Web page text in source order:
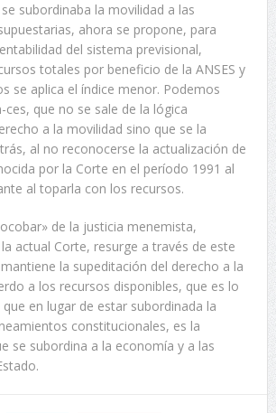
subordinaba la movilidad a las
ahora se propone, para
del sistema previsional,
totales por beneficio de la ANSES y
se aplica el índice menor. Podemos
que no se sale de la lógica
a la movilidad sino que se la
al no reconocerse la actualización de
por la Corte en el período 1991 al
al toparla con los recursos.
de la justicia menemista,
actual Corte, resurge a través de este
la supeditación del derecho a la
a los recursos disponibles, que es lo
en lugar de estar subordinada la
constitucionales, es la
se subordina a la economía y a las